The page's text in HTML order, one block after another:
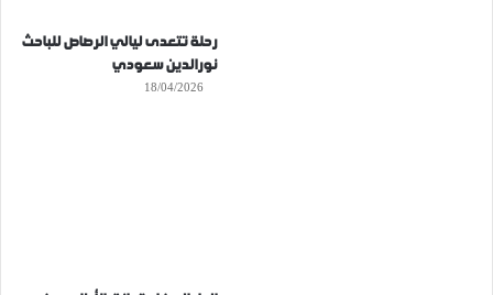
رحلة تتعدى ليالي الرصاص للباحث
نورالدين سعودي
18/04/2026